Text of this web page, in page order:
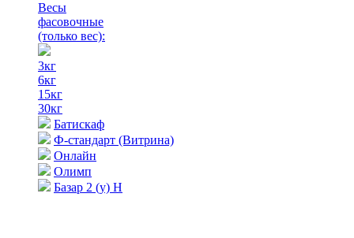
Весы
фасовочные
(только вес):
3кг
6кг
15кг
30кг
Батискаф
Ф-стандарт (Витрина)
Онлайн
Олимп
Базар 2 (у) Н